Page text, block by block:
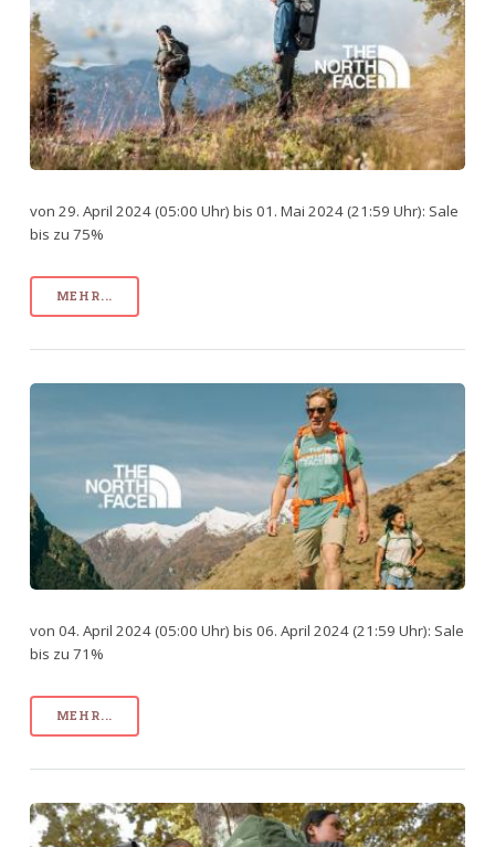
von 29. April 2024 (05:00 Uhr) bis 01. Mai 2024 (21:59 Uhr): Sale
bis zu 75%
MEHR...
von 04. April 2024 (05:00 Uhr) bis 06. April 2024 (21:59 Uhr): Sale
bis zu 71%
MEHR...